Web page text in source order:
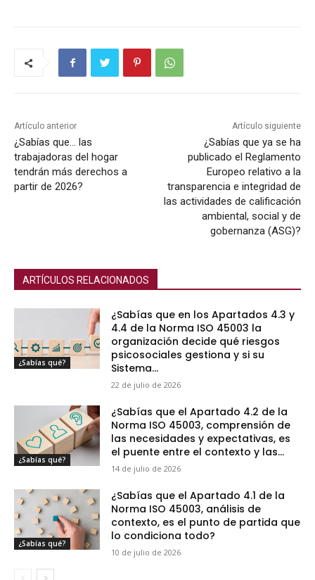
Artículo anterior
¿Sabías que… las
trabajadoras del hogar
tendrán más derechos a
partir de 2026?
Artículo siguiente
¿Sabías que ya se ha
publicado el Reglamento
Europeo relativo a la
transparencia e integridad de
las actividades de calificación
ambiental, social y de
gobernanza (ASG)?
ARTÍCULOS RELACIONADOS
¿Sabías qué?
¿Sabías que en los Apartados 4.3 y
4.4 de la Norma ISO 45003 la
organización decide qué riesgos
psicosociales gestiona y si su
Sistema...
22 de julio de 2026
¿Sabías qué?
¿Sabías que el Apartado 4.2 de la
Norma ISO 45003, comprensión de
las necesidades y expectativas, es
el puente entre el contexto y las...
14 de julio de 2026
¿Sabías qué?
¿Sabías que el Apartado 4.1 de la
Norma ISO 45003, análisis de
contexto, es el punto de partida que
lo condiciona todo?
10 de julio de 2026